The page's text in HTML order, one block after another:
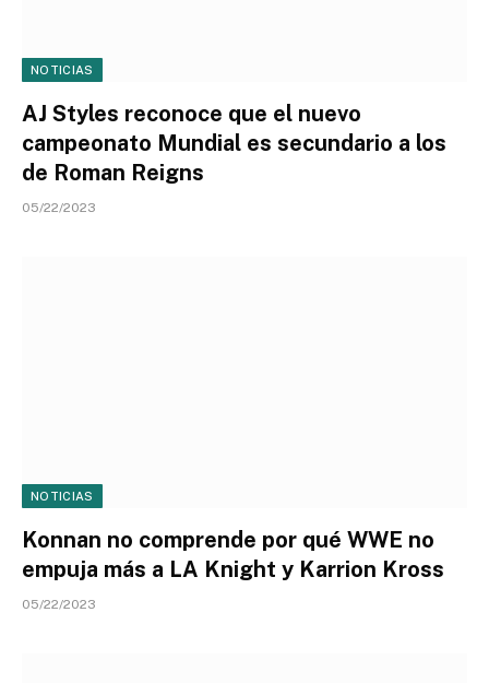
NOTICIAS
AJ Styles reconoce que el nuevo
campeonato Mundial es secundario a los
de Roman Reigns
05/22/2023
NOTICIAS
Konnan no comprende por qué WWE no
empuja más a LA Knight y Karrion Kross
05/22/2023